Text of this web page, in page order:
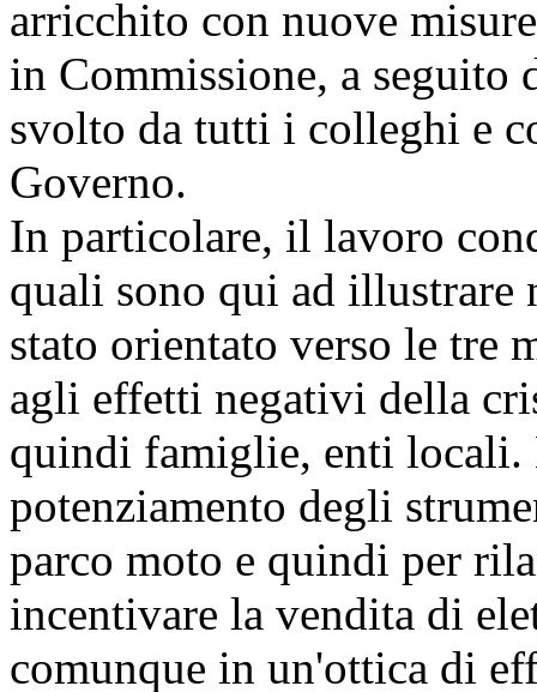
arricchito con nuove
in Commissione, a
svolto da tutti i colleghi e
Governo.
In particolare, il lavoro
quali sono qui ad illustrare
stato orientato verso le tre
agli effetti negativi della
quindi famiglie, enti locali.
potenziamento degli
parco moto e quindi per
incentivare la vendita di
comunque in un'ottica di